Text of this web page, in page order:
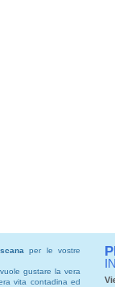
per le vostre
gustare la vera
vita contadina ed